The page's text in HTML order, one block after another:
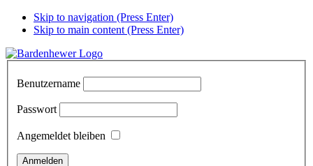
Skip to navigation (Press Enter)
Skip to main content (Press Enter)
Benutzername
Passwort
Angemeldet bleiben